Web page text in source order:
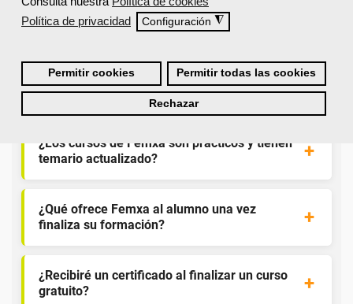
Política de privacidad
Configuración ◮
Permitir cookies Permitir todas las cookies
Rechazar
¿Por qué solicitar plaza en Femxa cuando se
puede hacer directamente desde el SEPE?
¿Son los docentes un aspecto diferencial de
los cursos de Femxa?
¿Los cursos de Femxa son prácticos y tienen
temario actualizado?
¿Qué ofrece Femxa al alumno una vez
finaliza su formación?
¿Recibiré un certificado al finalizar un curso
gratuito?